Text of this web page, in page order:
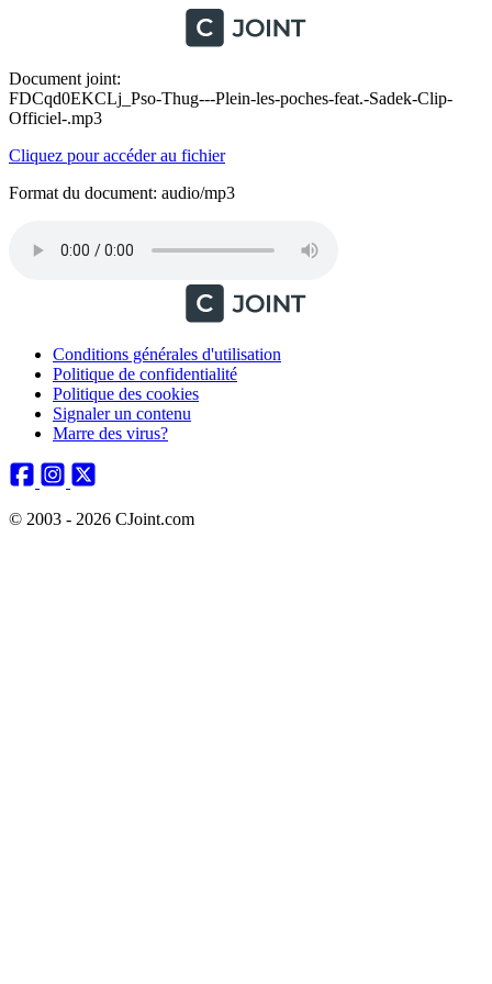
Document joint:
FDCqd0EKCLj_Pso-Thug---Plein-les-poches-feat.-Sadek-Clip-
Officiel-.mp3
Cliquez pour accéder au fichier
Format du document: audio/mp3
Conditions générales d'utilisation
Politique de confidentialité
Politique des cookies
Signaler un contenu
Marre des virus?
© 2003 - 2026 CJoint.com